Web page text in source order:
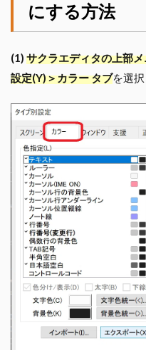
にする方法
(1) サクラエディタの上部
設定(Y)＞カラー タブを選択